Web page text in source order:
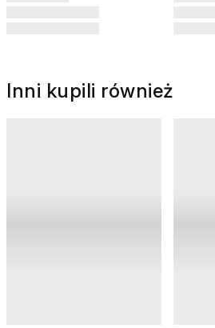
Inni kupili również